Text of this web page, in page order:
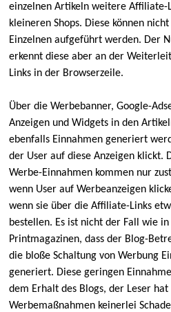
einzelnen Artikeln weitere Affiliate-
kleineren Shops. Diese können
Einzelnen aufgeführt werden. Der
erkennt diese aber an der
Links in der Browserzeile.
Über die Werbebanner, Google-
Anzeigen und Widgets in den
ebenfalls Einnahmen generiert
der User auf diese Anzeigen klickt.
Werbe-Einnahmen kommen nur
wenn User auf Werbeanzeigen
wenn sie über die Affiliate-Links
bestellen. Es ist nicht der Fall wie in
Printmagazinen, dass der Blog-
die bloße Schaltung von Werbung
generiert. Diese geringen
dem Erhalt des Blogs, der Leser
Werbemaßnahmen keinerlei